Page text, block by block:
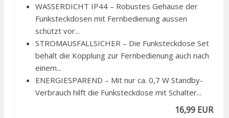
WASSERDICHT IP44 – Robustes Gehäuse der
Funksteckdosen mit Fernbedienung aussen
schützt vor...
STROMAUSFALLSICHER – Die Funksteckdose Set
behält die Kopplung zur Fernbedienung auch nach
einem...
ENERGIESPAREND – Mit nur ca. 0,7 W Standby-
Verbrauch hilft die Funksteckdose mit Schalter...
16,99 EUR